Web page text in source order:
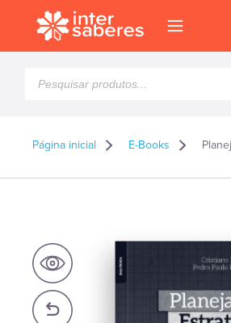
produtos
Página inicial E-Books